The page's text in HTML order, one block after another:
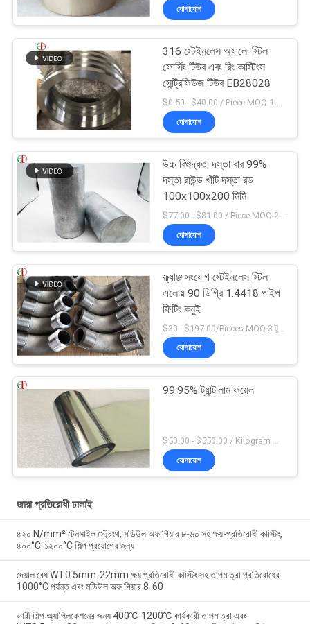
যোগাযোগ
316 স্টেইনলেস অ্যালো স্টিল
ফোর্সিং টিউব এবং রিং কাস্টিংস
সেন্ট্রিফিউজ টিউব EB28028
যোগাযোগ
উচ্চ বিশুদ্ধতা দস্তা বার 99%
দস্তা রাউন্ড খাঁটি দস্তা রড
100x100x200 মিমি
যোগাযোগ
ফ্ল্যাঞ্জ সংযোগ স্টেইনলেস স্টিল
এলোয় 90 ডিগ্রি 1.4418 পাইপ
ফিটিং কনুই
যোগাযোগ
99.95% ট্যান্টালাম ফয়েল
$50.00 - $550.00 / Kilogram MOQ:2 কিলোগ্রাম
যোগাযোগ
জারা প্রতিরোধী ঢালাই
৪২০ N/mm² টেনসাইল স্ট্রেংথ, মডিউল অফ গিয়ার ৮-৬০ সহ ক্ষয়-প্রতিরোধী কাস্টিং,
৪০০°C-১২০০°C শিল্প প্রয়োগের জন্য
দেয়াল বেধ WT0.5mm-22mm ক্ষয় প্রতিরোধী কাস্টিং সহ তাপমাত্রা প্রতিরোধের
1000°C পর্যন্ত এবং মডিউল অফ গিয়ার 8-60
ভারী শিল্প অ্যাপ্লিকেশনের জন্য 400℃-1200℃ কার্যকারী তাপমাত্রা এবং